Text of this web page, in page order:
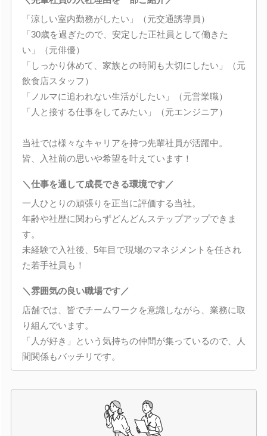
「涼しい室内勤務がしたい」（元交通誘導員）
「30歳を過ぎたので、安定した正社員として働きた
い」（元俳優）
「しっかり休めて、家族との時間も大切にしたい」（元
飲食店スタッフ）
「ノルマに追われない生活がしたい」（元営業職）
「人と接する仕事をしてみたい」（元エンジニア）
当社では様々なキャリアを持つ先輩社員が活躍中。
皆、入社前の思いや希望を叶えています！
＼仕事を通して成長できる環境です／
一人ひとりの頑張りを正当に評価する当社。
年齢や社歴に関わらずどんどんステップアップできま
す。
未経験で入社後、5年目で現場のマネジメントを任され
た若手社員も！
＼雰囲気の良い職場です／
店舗では、皆でチームワークを意識しながら、業務に取
り組んでいます。
「人が好き」という気持ちの仲間が集っているので、人
間関係もバッチリです。